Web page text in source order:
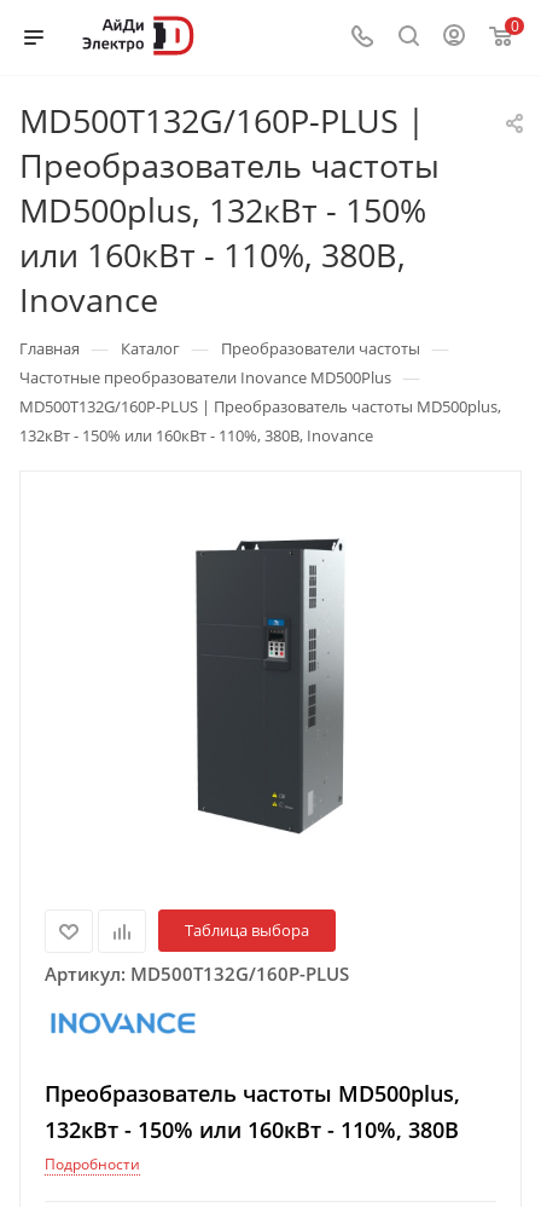
0
MD500T132G/160P-PLUS |
Преобразователь частоты
MD500plus, 132кВт - 150%
или 160кВт - 110%, 380В,
Inovance
Главная — Каталог — Преобразователи частоты —
Частотные преобразователи Inovance MD500Plus —
MD500T132G/160P-PLUS | Преобразователь частоты MD500plus,
132кВт - 150% или 160кВт - 110%, 380В, Inovance
Таблица выбора
Артикул: MD500T132G/160P-PLUS
Преобразователь частоты MD500plus,
132кВт - 150% или 160кВт - 110%, 380В
Подробности